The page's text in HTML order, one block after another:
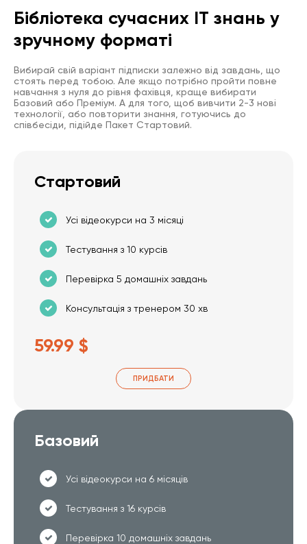
Бібліотека сучасних IT знань у
зручному форматі
Вибирай свій варіант підписки залежно від завдань, що
стоять перед тобою. Але якщо потрібно пройти повне
навчання з нуля до рівня фахівця, краще вибирати
Базовий або Преміум. А для того, щоб вивчити 2-3 нові
технології, або повторити знання, готуючись до
співбесіди, підійде Пакет Стартовий.
Стартовий
Усі відеокурси на 3 місяці
Тестування з 10 курсів
Перевірка 5 домашніх завдань
Консультація з тренером 30 хв
59.99 $
ПРИДБАТИ
Базовий
Усі відеокурси на 6 місяців
Тестування з 16 курсів
Перевірка 10 домашніх завдань